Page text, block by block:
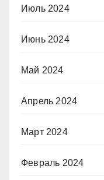
Июль 2024
Июнь 2024
Май 2024
Апрель 2024
Март 2024
Февраль 2024